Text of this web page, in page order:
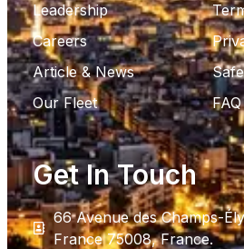
Leadership
Careers
Article & News
Our Fleet
Get In Touch
66 Avenue des Champs-
France 75008, France.